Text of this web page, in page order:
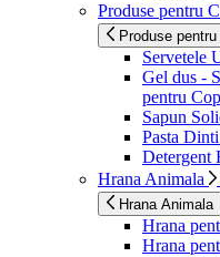
Produse pentru
Produse pentru
Servetele
Gel dus -
pentru
Sapun
Pasta
Detergent
Hrana Animala
Hrana Animala
Hrana
Hrana